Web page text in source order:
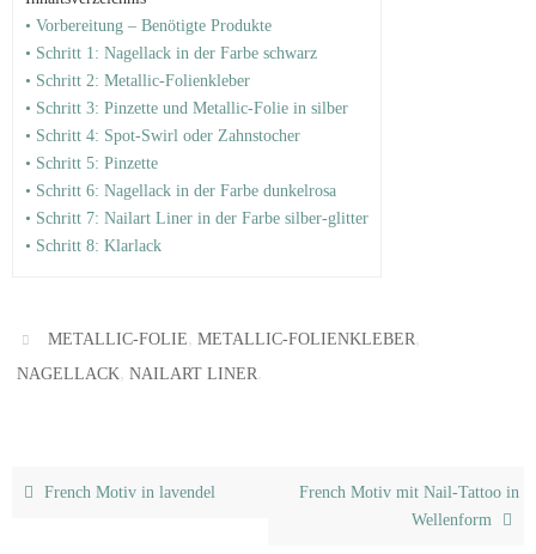
• Vorbereitung – Benötigte Produkte
• Schritt 1: Nagellack in der Farbe schwarz
• Schritt 2: Metallic-Folienkleber
• Schritt 3: Pinzette und Metallic-Folie in silber
• Schritt 4: Spot-Swirl oder Zahnstocher
• Schritt 5: Pinzette
• Schritt 6: Nagellack in der Farbe dunkelrosa
• Schritt 7: Nailart Liner in der Farbe silber-glitter
• Schritt 8: Klarlack
METALLIC-FOLIE,METALLIC-FOLIENKLEBER,
NAGELLACK, NAILART LINER
French Motiv in lavendel
French Motiv mit Nail-Tattoo in
Wellenform